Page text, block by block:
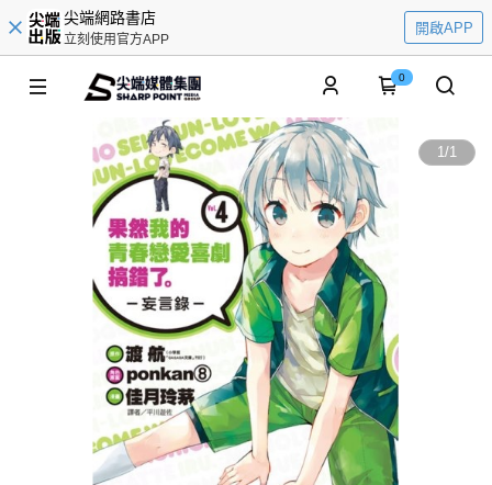
尖端網路書店
立刻使用官方APP
開啟APP
0
1/1